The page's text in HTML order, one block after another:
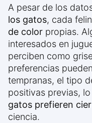
A pesar de los
los gatos, cada
de color propias.
interesados en
perciben como
preferencias
tempranas, el tipo
positivas previas,
gatos prefieren
ciencia.